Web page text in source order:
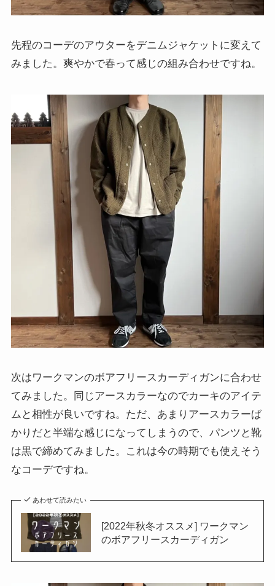
先程のコーデのアウターをデニムジャケットに変えて
みました。爽やかで春って感じの組み合わせですね。
次はワークマンのボアフリースカーディガンに合わせ
てみました。同じアースカラーなのでカーキのアイテ
ムと相性が良いですね。ただ、あまりアースカラーば
かりだと半端な感じになってしまうので、パンツと靴
は黒で締めてみました。これは今の時期でも使えそう
なコーデですね。
あわせて読みたい
[2022年秋冬オススメ] ワークマン
のボアフリースカーディガン